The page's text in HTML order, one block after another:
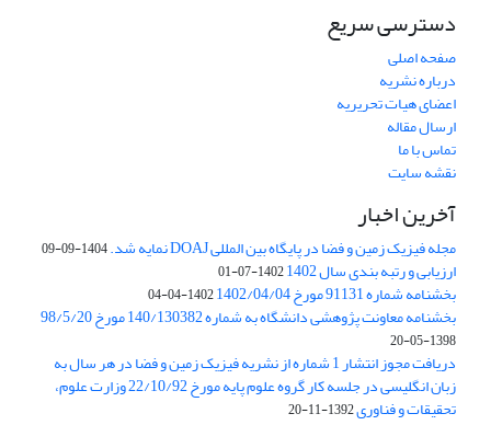
دسترسی سریع
صفحه اصلی
درباره نشریه
اعضای هیات تحریریه
ارسال مقاله
تماس با ما
نقشه سایت
آخرین اخبار
مجله فیزیک زمین و فضا در پایگاه بین المللی DOAJ نمایه شد. 1404-09-09
ارزیابی و رتبه بندی سال 1402 1402-07-01
بخشنامه شماره 91131 مورخ 1402/04/04 1402-04-04
بخشنامه معاونت پژوهشی دانشگاه به شماره 140/130382 مورخ 98/5/20
1398-05-20
دریافت مجوز انتشار 1 شماره از نشریه فیزیک زمین و فضا در هر سال به
زبان انگلیسی در جلسه کار گروه علوم پایه مورخ 22/10/92 وزارت علوم،
تحقیقات و فناوری1392-11-20